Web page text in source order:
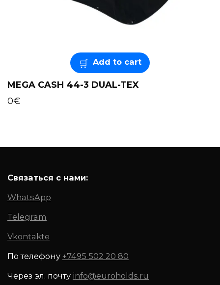
Add to cart
MEGA CASH 44-3 DUAL-TEX
0€
Связаться с нами:
WhatsApp
Telegram
Vkontakte
По телефону +7495 502 20 80
Через эл. почту info@euroholds.ru